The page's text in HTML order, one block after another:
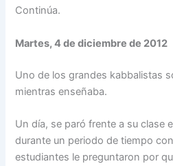
Continúa.
Martes, 4 de diciembre de 2012
Uno de los grandes kabbalistas
mientras enseñaba.
Un día, se paró frente a su clase
durante un periodo de tiempo
estudiantes le preguntaron por